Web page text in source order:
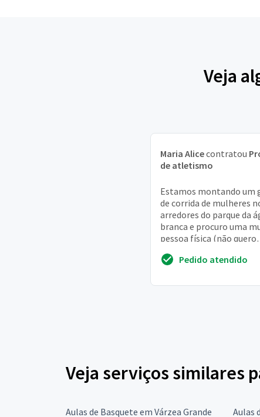
Veja
Maria Alicecontratou
de atletismo
Estamos montando um
de corrida de mulheres
arredores do parque da
branca e procuro uma
pessoa física (não quero
assessoria
Pedido atendido
Veja serviços similares
Aulas de Basquete em Várzea Grande
Aulas